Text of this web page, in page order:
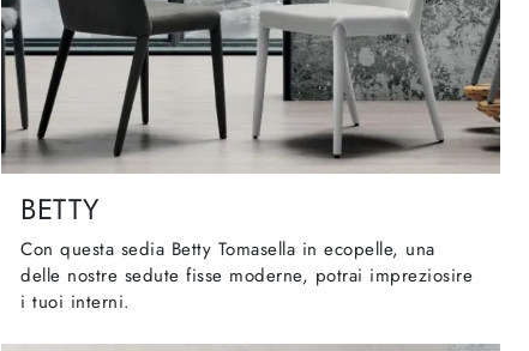
BETTY
Con questa sedia Betty Tomasella in ecopelle, una
delle nostre sedute fisse moderne, potrai impreziosire
i tuoi interni.